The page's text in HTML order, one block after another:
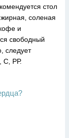
стол
соленая
и
свободный
следует
С, РР.